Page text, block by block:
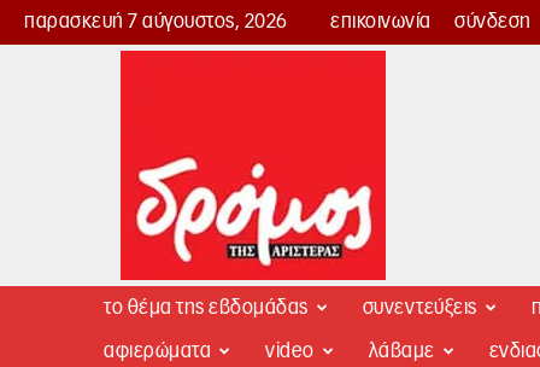
παρασκευή 7 αύγουστος, 2026 επικοινωνία σύνδεση
Δρόμος
το θέμα της εβδομάδας συνεντεύξεις
αφιερώματα video λάβαμε